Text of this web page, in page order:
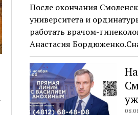
После окончания
университета и
работать врачом-
Анастасия